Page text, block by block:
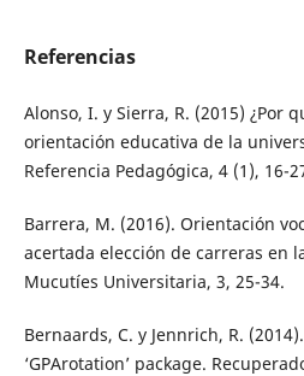
Referencias
Alonso, I. y Sierra, R. (2015) ¿Por
orientación educativa de la
Referencia Pedagógica, 4 (1), 16-
Barrera, M. (2016). Orientación
acertada elección de carreras en
Mucutíes Universitaria, 3, 25-34.
Bernaards, C. y Jennrich, R.
‘GPArotation’ package.